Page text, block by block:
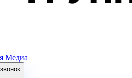
Медиа